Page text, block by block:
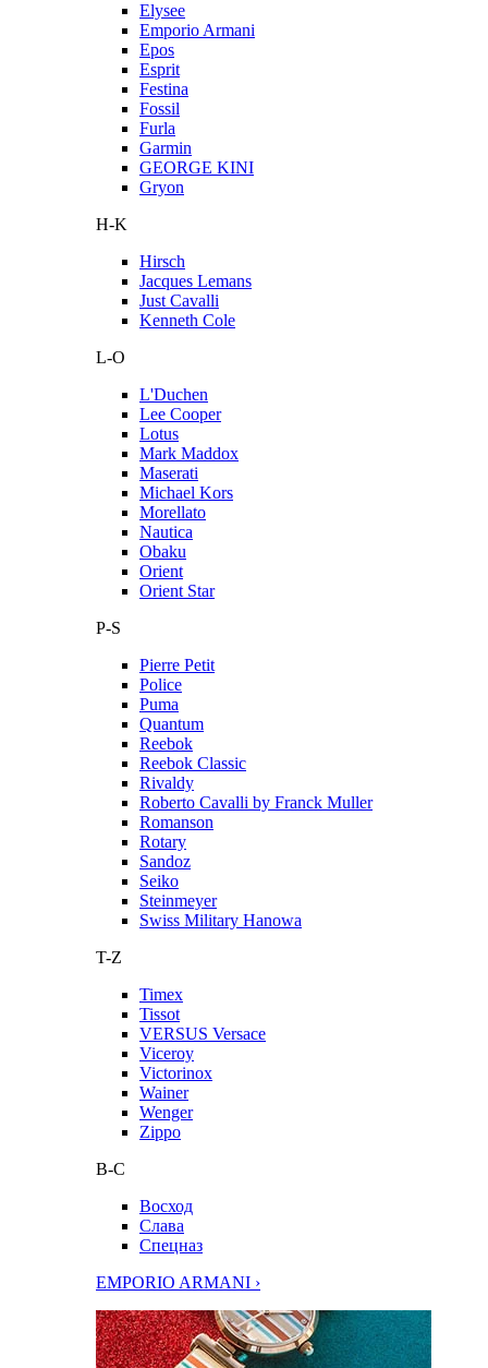
Elysee
Emporio Armani
Epos
Esprit
Festina
Fossil
Furla
Garmin
GEORGE KINI
Gryon
H-K
Hirsch
Jacques Lemans
Just Cavalli
Kenneth Cole
L-O
L'Duchen
Lee Cooper
Lotus
Mark Maddox
Maserati
Michael Kors
Morellato
Nautica
Obaku
Orient
Orient Star
P-S
Pierre Petit
Police
Puma
Quantum
Reebok
Reebok Classic
Rivaldy
Roberto Cavalli by Franck Muller
Romanson
Rotary
Sandoz
Seiko
Steinmeyer
Swiss Military Hanowa
T-Z
Timex
Tissot
VERSUS Versace
Viceroy
Victorinox
Wainer
Wenger
Zippo
В-С
Восход
Слава
Спецназ
EMPORIO ARMANI ›